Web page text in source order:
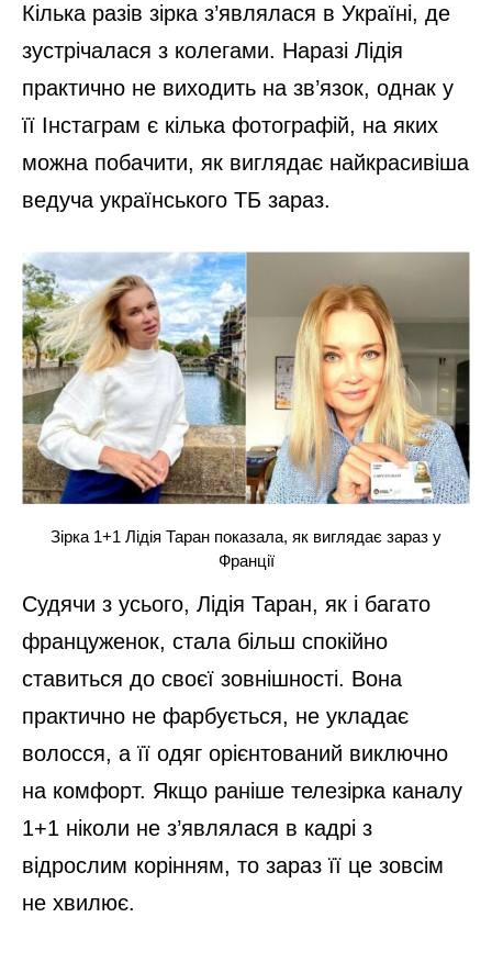
Кілька разів зірка з’являлася в Україні, де
зустрічалася з колегами. Наразі Лідія
практично не виходить на зв’язок, однак у
її Інстаграм є кілька фотографій, на яких
можна побачити, як виглядає найкрасивіша
ведуча українського ТБ зараз.
Зірка 1+1 Лідія Таран показала, як виглядає зараз у
Франції
Судячи з усього, Лідія Таран, як і багато
француженок, стала більш спокійно
ставиться до своєї зовнішності. Вона
практично не фарбується, не укладає
волосся, а її одяг орієнтований виключно
на комфорт. Якщо раніше телезірка каналу
1+1 ніколи не з’являлася в кадрі з
відрослим корінням, то зараз її це зовсім
не хвилює.